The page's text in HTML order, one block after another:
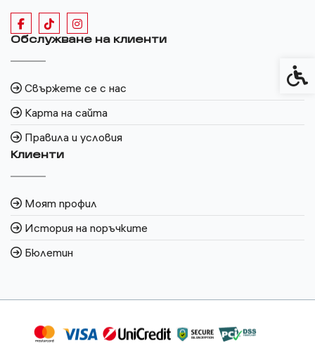
Обслужване на клиенти
Свържете се с нас
Карта на сайта
Правила и условия
Клиенти
Моят профил
История на поръчките
Бюлетин